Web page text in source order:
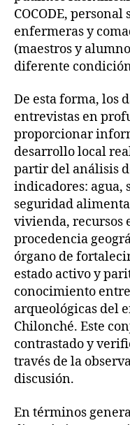
COCODE,
enfermeras y
(maestros y
diferente
De esta forma, los
entrevistas en
proporcionar
desarrollo local
partir del análisis
indicadores: agua,
seguridad
vivienda, recursos
procedencia
órgano de
estado activo y
conocimiento
arqueológicas del
Chilonché. Este
contrastado y
través de la
discusión.
En términos